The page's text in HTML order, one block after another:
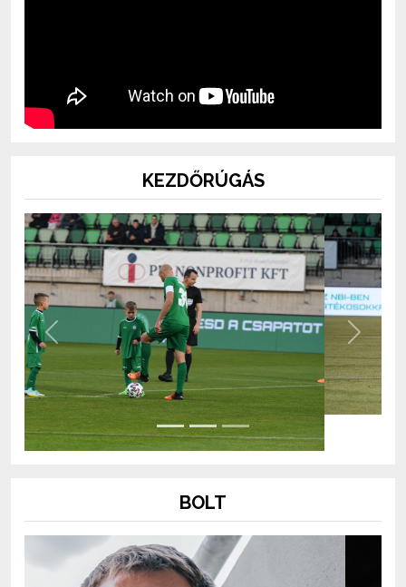
KEZDŐRÚGÁS
Previous Next